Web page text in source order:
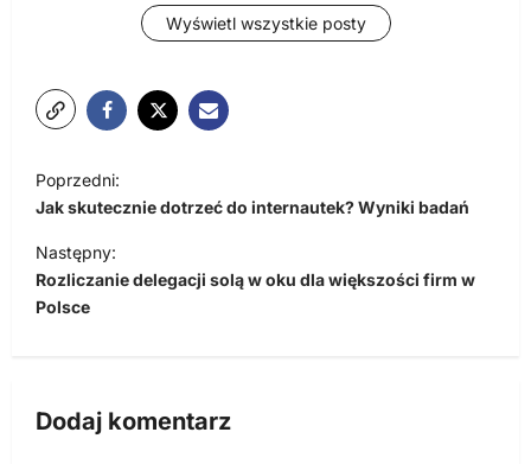
Wyświetl wszystkie posty
a
w
i
g
j
Poprzedni:
Jak skutecznie dotrzeć do internautek? Wyniki badań
Następny:
Rozliczanie delegacji solą w oku dla większości firm w
Polsce
Dodaj komentarz